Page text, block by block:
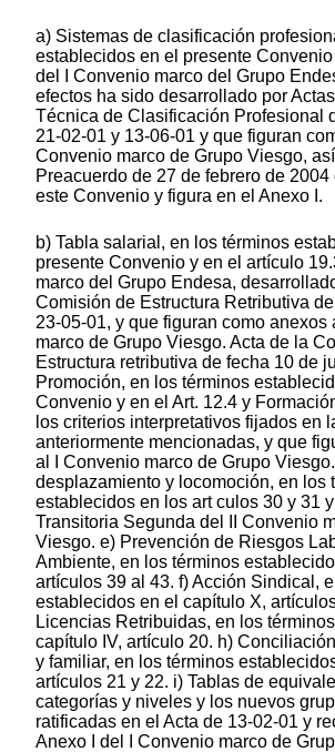
a) Sistemas de clasificación
establecidos en el presente
del I Convenio marco del Grupo
efectos ha sido desarrollado por
Técnica de Clasificación Profesional
21-02-01 y 13-06-01 y que figuran
Convenio marco de Grupo Viesgo,
Preacuerdo de 27 de febrero de
este Convenio y figura en el Anexo I.
b) Tabla salarial, en los términos
presente Convenio y en el artículo
marco del Grupo Endesa,
Comisión de Estructura Retributiva
23-05-01, y que figuran como anexos
marco de Grupo Viesgo. Acta de la
Estructura retributiva de fecha 10 de
Promoción, en los términos
Convenio y en el Art. 12.4 y
los criterios interpretativos fijados en
anteriormente mencionadas, y que
al I Convenio marco de Grupo
desplazamiento y locomoción, en los
establecidos en los art culos 30 y 31
Transitoria Segunda del II Convenio
Viesgo. e) Prevención de Riesgos
Ambiente, en los términos
artículos 39 al 43. f) Acción Sindical,
establecidos en el capítulo X,
Licencias Retribuidas, en los
capítulo IV, artículo 20. h)
y familiar, en los términos
artículos 21 y 22. i) Tablas de
categorías y niveles y los nuevos
ratificadas en el Acta de 13-02-01 y
Anexo I del I Convenio marco de